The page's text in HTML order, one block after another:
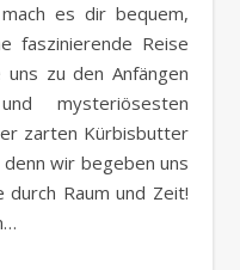
faszinierende Reise
zu den Anfängen
mysteriösesten
zarten Kürbisbutter
wir begeben uns
durch Raum und Zeit!